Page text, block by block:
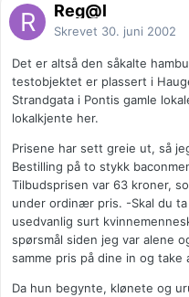
Reg@l
Skrevet 30. juni 2002
Det er altså den såkalte
testobjektet er plassert i
Strandgata i Pontis gamle
lokalkjente her.
Prisene har sett greie ut, så
Bestilling på to stykk
Tilbudsprisen var 63 kroner,
under ordinær pris. -Skal du
usedvanlig surt
spørsmål siden jeg var alene
samme pris på dine in og take
Da hun begynte, klønete og